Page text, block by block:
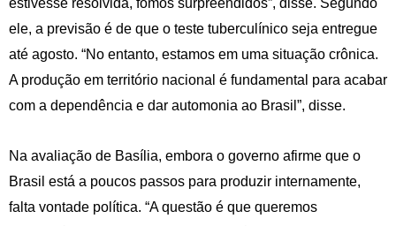
estivesse resolvida, fomos surpreendidos”, disse. Segundo
ele, a previsão é de que o teste tuberculínico seja entregue
até agosto. “No entanto, estamos em uma situação crônica.
A produção em território nacional é fundamental para acabar
com a dependência e dar automonia ao Brasil”, disse.
Na avaliação de Basília, embora o governo afirme que o
Brasil está a poucos passos para produzir internamente,
falta vontade política. “A questão é que queremos